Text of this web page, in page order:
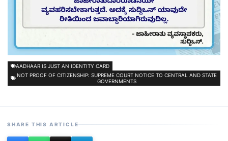
AADHAAR IS JUST AN IDENTITY CARD
NOT PROOF OF CITIZENSHIP: SUPREME COURT NOTICE TO CENTRAL AND STATE
GOVERNMENTS
SHARE THIS ARTICLE